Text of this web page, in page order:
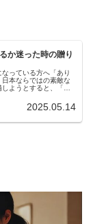
か迷った時の贈り
っている方へ「あり
本ならではの素敵な
ようとすると、「お
2025.05.14